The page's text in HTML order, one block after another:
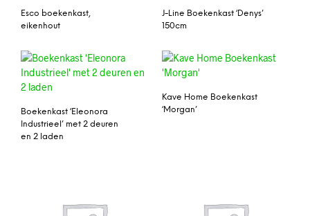
Esco boekenkast,
eikenhout
J-Line Boekenkast ‘Denys’
150cm
Boekenkast ‘Eleonora
Industrieel’ met 2 deuren
en 2 laden
Kave Home Boekenkast
‘Morgan’